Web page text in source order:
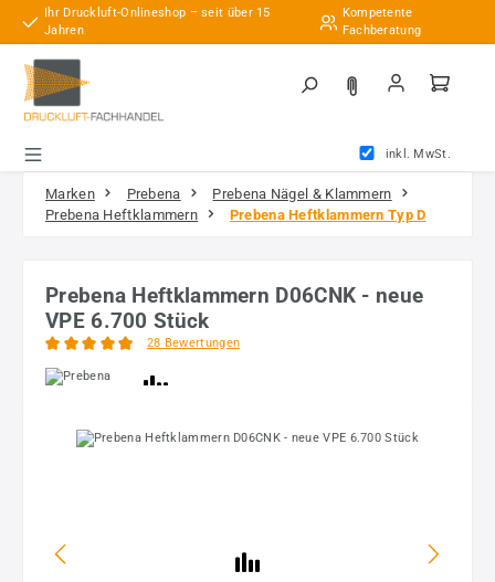
Zum Hauptinhalt springen
Ihr Druckluft-Onlineshop – seit über 15
Jahren
Kompetente
Fachberatung
inkl. MwSt.
Marken Prebena
Prebena Nägel & Klammern
Prebena Heftklammern
Prebena Heftklammern Typ D
Prebena Heftklammern D06CNK - neue
VPE 6.700 Stück
28 Bewertungen
Bildergalerie überspringen